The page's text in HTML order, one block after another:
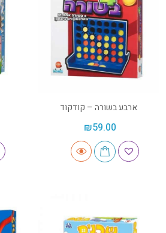
ארבע בשורה – קודקוד
₪59.00